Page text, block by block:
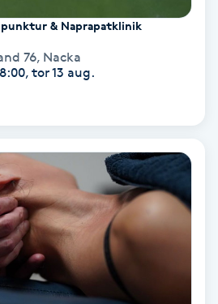
& Naprapatklinik
76, Nacka
tor 13 aug.